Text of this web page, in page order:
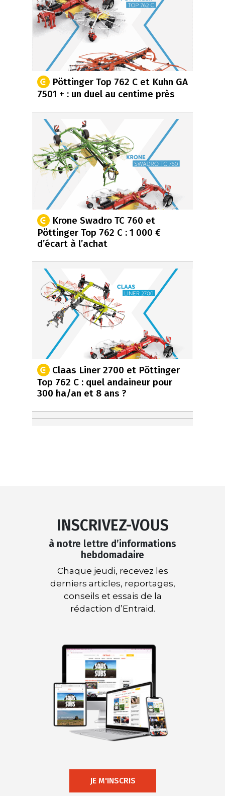
Pöttinger Top 762 C et Kuhn GA
7501 + : un duel au centime près
Krone Swadro TC 760 et
Pöttinger Top 762 C : 1 000 €
d’écart à l’achat
Claas Liner 2700 et Pöttinger
Top 762 C : quel andaineur pour
300 ha/an et 8 ans ?
INSCRIVEZ-VOUS
à notre lettre d’informations
hebdomadaire
Chaque jeudi, recevez les
derniers articles, reportages,
conseils et essais de la
rédaction d’Entraid.
JE M'INSCRIS